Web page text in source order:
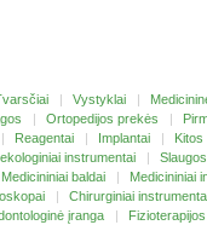
Vystyklai
Ortopedijos prekės
Reagentai Implantai
instrumentai
Medicininiai baldai
Medicininiai
Chirurginiai
įranga